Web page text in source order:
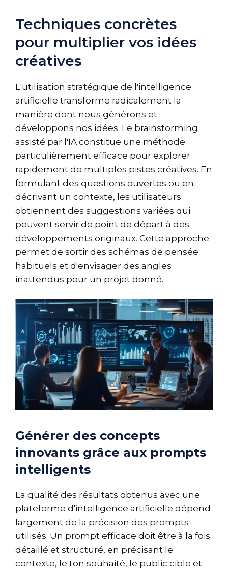
Techniques concrètes
pour multiplier vos idées
créatives
L'utilisation stratégique de l'intelligence
artificielle transforme radicalement la
manière dont nous générons et
développons nos idées. Le brainstorming
assisté par l'IA constitue une méthode
particulièrement efficace pour explorer
rapidement de multiples pistes créatives. En
formulant des questions ouvertes ou en
décrivant un contexte, les utilisateurs
obtiennent des suggestions variées qui
peuvent servir de point de départ à des
développements originaux. Cette approche
permet de sortir des schémas de pensée
habituels et d'envisager des angles
inattendus pour un projet donné.
Générer des concepts
innovants grâce aux prompts
intelligents
La qualité des résultats obtenus avec une
plateforme d'intelligence artificielle dépend
largement de la précision des prompts
utilisés. Un prompt efficace doit être à la fois
détaillé et structuré, en précisant le
contexte, le ton souhaité, le public cible et